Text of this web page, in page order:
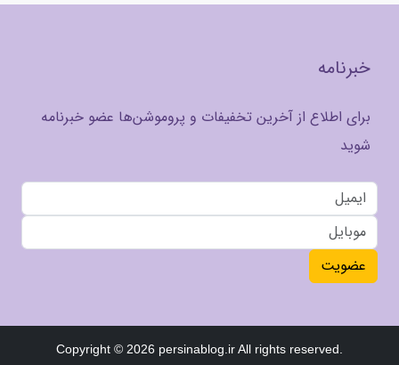
خبرنامه
برای اطلاع از آخرین تخفیفات و پروموشن‌ها عضو خبرنامه
شوید
عضویت
Copyright © 2026 persinablog.ir All rights reserved.